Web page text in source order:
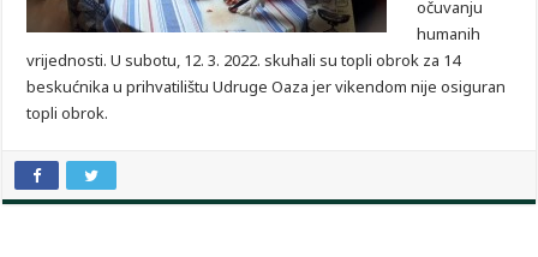
očuvanju
humanih
vrijednosti. U subotu, 12. 3. 2022. skuhali su topli obrok za 14
beskućnika u prihvatilištu Udruge Oaza jer vikendom nije osiguran
topli obrok.